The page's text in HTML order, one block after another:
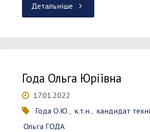
Детальніше "Козир
Васильович"
Года Ольга Юріївна
17.01.2022
Года О.Ю., к.т.н., кандидат
Ольга ГОДА